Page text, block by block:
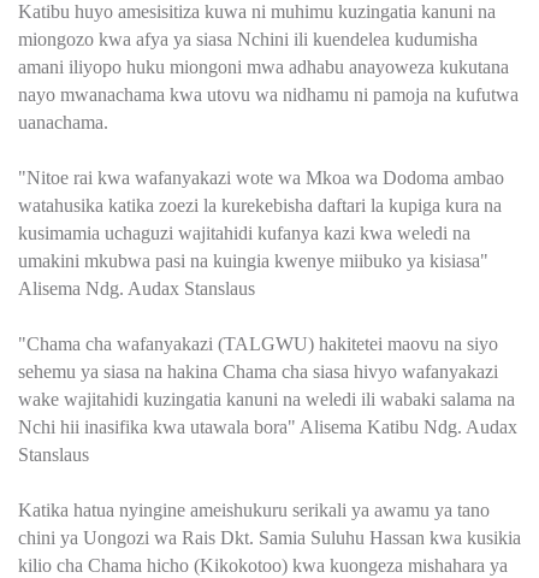
Katibu huyo amesisitiza kuwa ni muhimu kuzingatia kanuni na
miongozo kwa afya ya siasa Nchini ili kuendelea kudumisha
amani iliyopo huku miongoni mwa adhabu anayoweza kukutana
nayo mwanachama kwa utovu wa nidhamu ni pamoja na kufutwa
uanachama.
"Nitoe rai kwa wafanyakazi wote wa Mkoa wa Dodoma ambao
watahusika katika zoezi la kurekebisha daftari la kupiga kura na
kusimamia uchaguzi wajitahidi kufanya kazi kwa weledi na
umakini mkubwa pasi na kuingia kwenye miibuko ya kisiasa"
Alisema Ndg. Audax Stanslaus
"Chama cha wafanyakazi (TALGWU) hakitetei maovu na siyo
sehemu ya siasa na hakina Chama cha siasa hivyo wafanyakazi
wake wajitahidi kuzingatia kanuni na weledi ili wabaki salama na
Nchi hii inasifika kwa utawala bora" Alisema Katibu Ndg. Audax
Stanslaus
Katika hatua nyingine ameishukuru serikali ya awamu ya tano
chini ya Uongozi wa Rais Dkt. Samia Suluhu Hassan kwa kusikia
kilio cha Chama hicho (Kikokotoo) kwa kuongeza mishahara ya